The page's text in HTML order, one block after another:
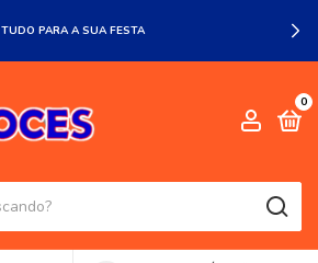
TUDO PARA A SUA FESTA
0